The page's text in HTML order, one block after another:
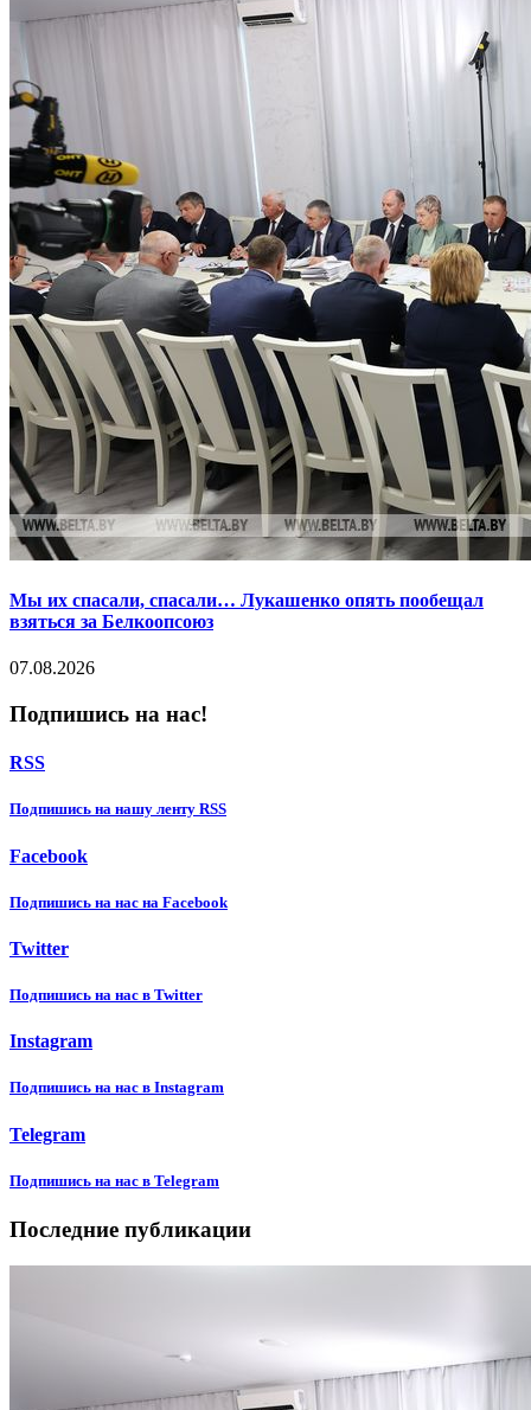
Мы их спасали, спасали… Лукашенко опять пообещал
взяться за Белкоопсоюз
07.08.2026
Подпишись на нас!
RSS
Подпишиcь на нашу ленту RSS
Facebook
Подпишиcь на нас на Facebook
Twitter
Подпишиcь на нас в Twitter
Instagram
Подпишиcь на нас в Instagram
Telegram
Подпишиcь на нас в Telegram
Последние публикации